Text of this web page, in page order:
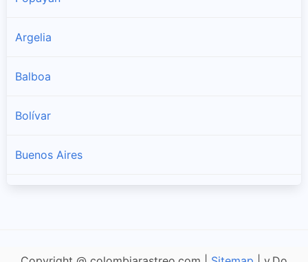
Argelia
Balboa
Bolívar
Buenos Aires